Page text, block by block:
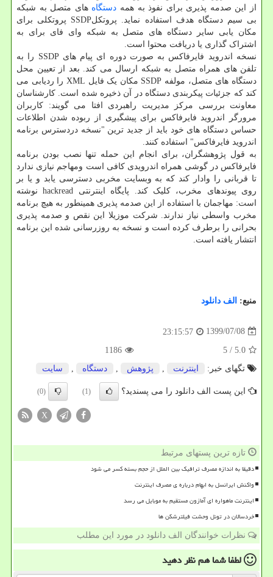
از این صدمه پذیری برای نفوذ به همه دستگاه های متصل به شبکه
بی سیم دستگاه هدف استفاده نماید. پروتکلSSDP پروتکلی برای
مکان یابی سایر دستگاه های متصل به شبکه وای فای برای به
اشتراک گذاری یا دریافت محتوا است.
نسخه اندروید فایرفاکس به صورت دوره ای پیام های SSDP را به
تلفن های همراه متصل به شبکه ارسال می کند. بعد از تعیین محل
دستگاه های متصل، مولفه SSDP مکان یک فایل XML را ردیابی می
کند که جزئیات پیکربندی دستگاه در آن ذخیره شده است. کارشناسان
معاونت بررسی مرکز مدیریت راهبردی افتا می گویند: کاربران
مرورگر اندروید فایرفاکس برای پیشگیری از ربوده شدن اطلاعات
حساس دستگاه های خود باید از جدید ترین "نسخه دردسترس برنامه
اندروید فایرفاکس" استفاده کنند.
به قول پژوهشگران، برای انجام این حمله تنها نصب بودن برنامه
فایرفاکس در گوشی همراه اندرویدی کافی است ومهاجم نیازی ندارد
تا قربانی را وادار کند که به وبسایت مخربی دسترسی یابد و یا بر
روی پیوندهای مخرب، کلیک کند. پایگاه اینترنتی hackread نوشته
است: مهاجمان با استفاده از این صدمه پذیری همینطور به هیچ برنامه
مخرب واسطی نیاز ندارند. شرکت موزیلا این نقص و صدمه پذیری
بحرانی را برطرف کرده است و نسخه به روزرسانی شده این برنامه
انتشار یافته است.
منبع: الف دانلود
1399/07/08
23:15:57
5.0
/ 5
1186
تگهای خبر:
اینترنت , پژوهش , دستگاه , سایت
این پست الف دانلود را می پسندید؟ (1)
(0)
X
تازه ترین پستهای مرتبط
دقیقا به اندازه مصرف ترافیک بین الملل از حجم بسته کسر می شود
واکنش ایرانسل به ابهام درباره ی مصرف اینترنت
اینترنت ماهواره ای آمازون مستقیم به موبایل می رسد
خردسالان در تونل وحشت فیلترشکن ها
نظرات خوانندگان الف دانلود در مورد این مطلب
لطفا شما همنظر دهید